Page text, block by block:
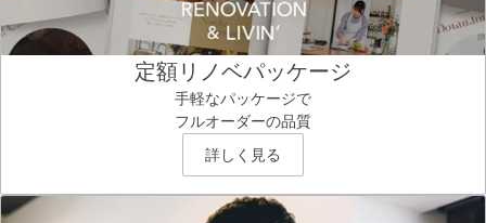
定額リノベパッケージ
手軽なパッケージで
フルオーダーの品質
詳しく見る